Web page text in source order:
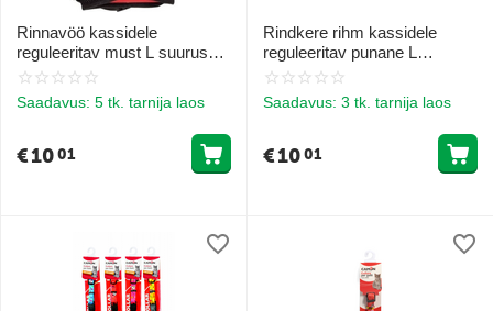
Rinnavöö kassidele
reguleeritav must L suurus
31-38 cm 41-48 cm
Saadavus: 5 tk. tarnija laos
€1001
Rindkere rihm kassidele
reguleeritav punane L
mõõdud 31-38 cm 41-48 cm
Saadavus: 3 tk. tarnija laos
€1001